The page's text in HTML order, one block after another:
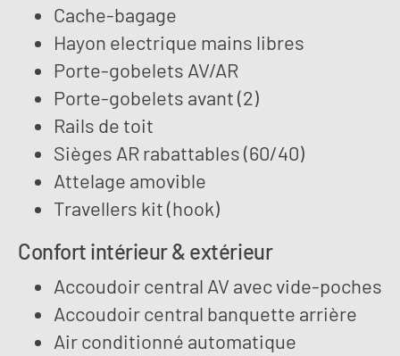
Cache-bagage
Hayon electrique mains libres
Porte-gobelets AV/AR
Porte-gobelets avant (2)
Rails de toit
Sièges AR rabattables (60/40)
Attelage amovible
Travellers kit (hook)
Confort intérieur & extérieur
Accoudoir central AV avec vide-poches
Accoudoir central banquette arrière
Air conditionné automatique